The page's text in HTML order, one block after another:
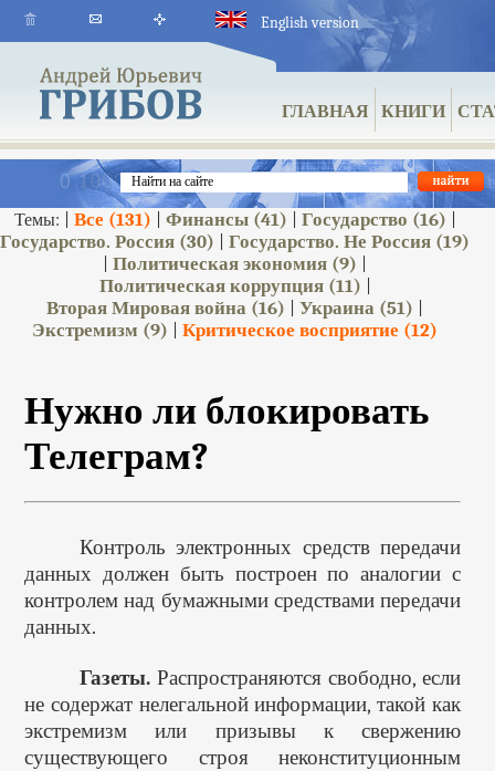
ГЛАВНАЯ КНИГИ
English version
Темы: | Все (131) Финансы(41) Государство (16)
Государство. Россия (30) |Государство. Не Россия (19)
|Политическая экономия (9)
Политическая коррупция(11)
Вторая Мировая война (16) |Украина (51)
Экстремизм (9) |Критическое восприятие (12)
Нужно ли блокировать
Телеграм?
Контроль электронных средств передачи
данных должен быть построен по аналогии с
контролем над бумажными средствами передачи
данных.
Газеты. Распространяются свободно, если
не содержат нелегальной информации, такой как
экстремизм или призывы к свержению
существующего строя неконституционным